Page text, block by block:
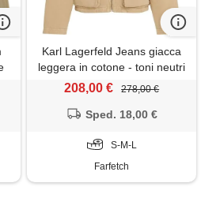
Karl Lagerfeld Jeans giacca
leggera in cotone - toni neutri
208,00 € 278,00 €
Sped. 18,00 €
S-M-L
Farfetch